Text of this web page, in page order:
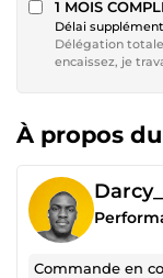
1 MOIS
Délai
Délégation
encaissez, je
À propos
Commande en